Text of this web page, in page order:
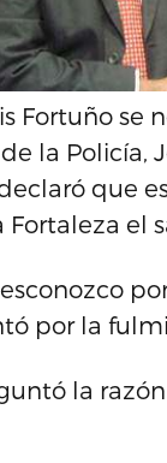
Fortuño se
la Policía,
que
el
por la
la